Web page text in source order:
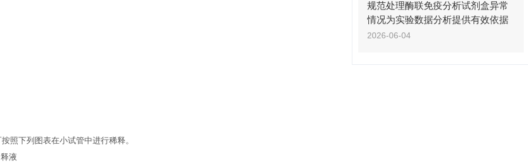
照下列图表在小试管中进行稀释。
液
规范处理酶联免疫分析试剂盒异常
情况为实验数据分析提供有效依据
2026-06-04